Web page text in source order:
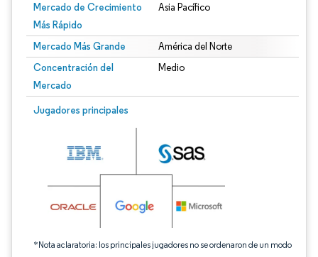
Mercado de Crecimiento
Más Rápido
Asia Pacífico
Mercado Más Grande América del Norte
Concentración del
Mercado
Medio
Jugadores principales
*Nota aclaratoria: los principales jugadores no se ordenaron de un modo
Imagen © Mordor Intelligence. El uso requiere atribución según CC BY 4.0.